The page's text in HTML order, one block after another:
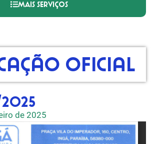
MAIS SERVIÇOS
Oficial
2025
de 2025